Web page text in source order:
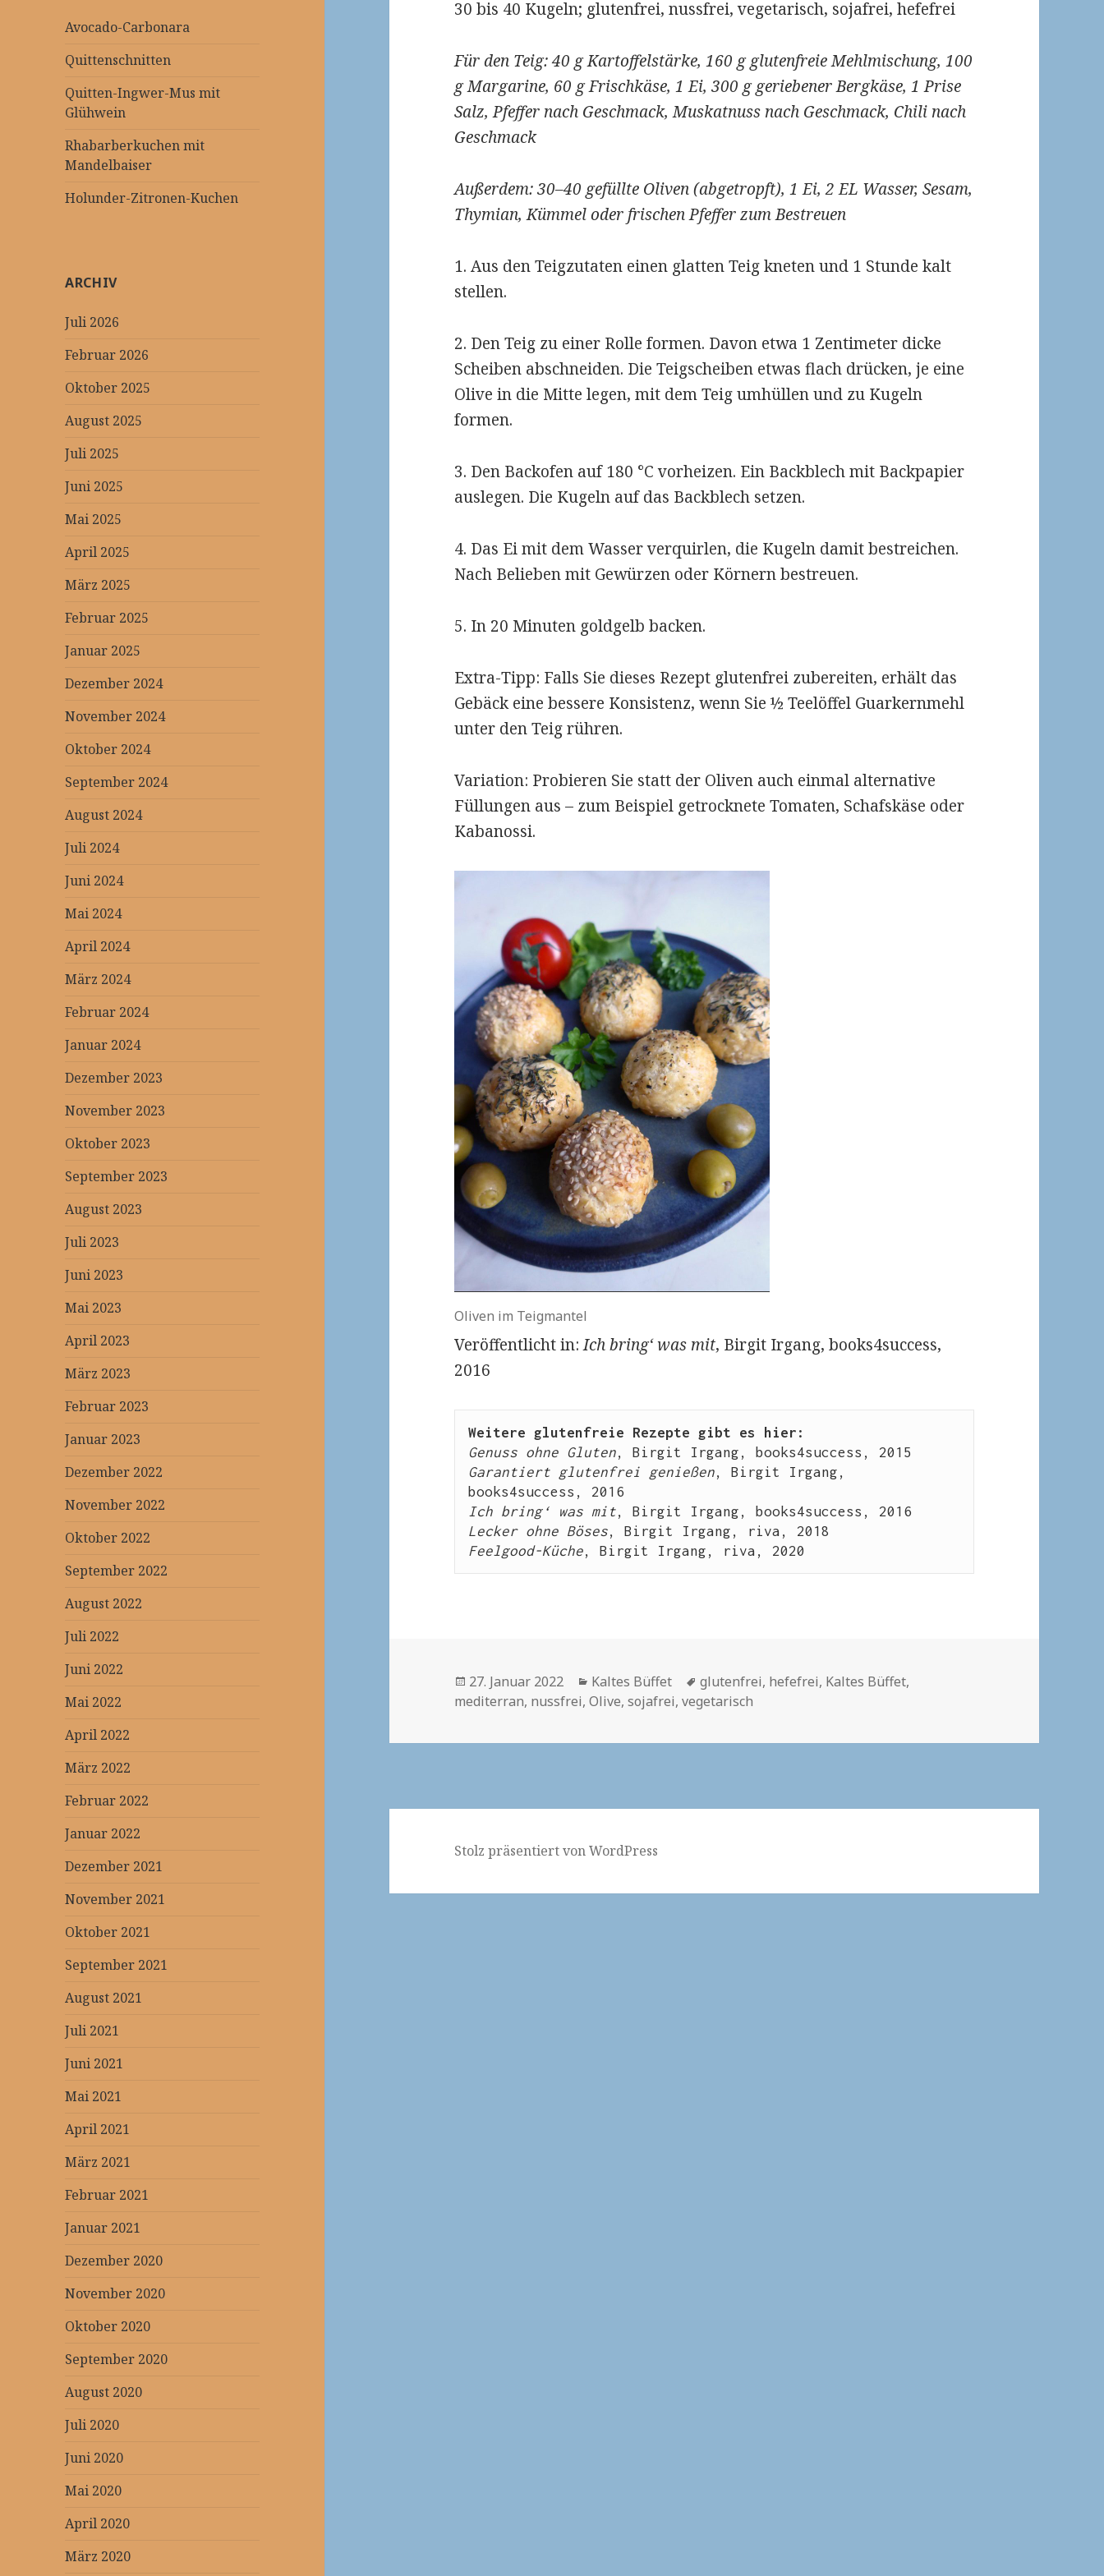
Avocado-Carbonara
Quittenschnitten
Quitten-Ingwer-Mus mit
Glühwein
Rhabarberkuchen mit
Mandelbaiser
Holunder-Zitronen-Kuchen
ARCHIV
Juli 2026
Februar 2026
Oktober 2025
August 2025
Juli 2025
Juni 2025
Mai 2025
April 2025
März 2025
Februar 2025
Januar 2025
Dezember 2024
November 2024
Oktober 2024
September 2024
August 2024
Juli 2024
Juni 2024
Mai 2024
April 2024
März 2024
Februar 2024
Januar 2024
Dezember 2023
November 2023
Oktober 2023
September 2023
August 2023
Juli 2023
Juni 2023
Mai 2023
April 2023
März 2023
Februar 2023
Januar 2023
Dezember 2022
November 2022
Oktober 2022
September 2022
August 2022
Juli 2022
Juni 2022
Mai 2022
April 2022
März 2022
Februar 2022
Januar 2022
Dezember 2021
November 2021
Oktober 2021
September 2021
August 2021
Juli 2021
Juni 2021
Mai 2021
April 2021
März 2021
Februar 2021
Januar 2021
Dezember 2020
November 2020
Oktober 2020
September 2020
August 2020
Juli 2020
Juni 2020
Mai 2020
April 2020
März 2020
30 bis 40 Kugeln; glutenfrei, nussfrei, vegetarisch, sojafrei, hefefrei
Für den Teig: 40 g Kartoffelstärke, 160 g glutenfreie Mehlmischung, 100
g Margarine, 60 g Frischkäse, 1 Ei, 300 g geriebener Bergkäse, 1 Prise
Salz, Pfeffer nach Geschmack, Muskatnuss nach Geschmack, Chili nach
Geschmack
Außerdem: 30–40 gefüllte Oliven (abgetropft), 1 Ei, 2 EL Wasser, Sesam,
Thymian, Kümmel oder frischen Pfeffer zum Bestreuen
1. Aus den Teigzutaten einen glatten Teig kneten und 1 Stunde kalt
stellen.
2. Den Teig zu einer Rolle formen. Davon etwa 1 Zentimeter dicke
Scheiben abschneiden. Die Teigscheiben etwas flach drücken, je eine
Olive in die Mitte legen, mit dem Teig umhüllen und zu Kugeln
formen.
3. Den Backofen auf 180 °C vorheizen. Ein Backblech mit Backpapier
auslegen. Die Kugeln auf das Backblech setzen.
4. Das Ei mit dem Wasser verquirlen, die Kugeln damit bestreichen.
Nach Belieben mit Gewürzen oder Körnern bestreuen.
5. In 20 Minuten goldgelb backen.
Extra-Tipp: Falls Sie dieses Rezept glutenfrei zubereiten, erhält das
Gebäck eine bessere Konsistenz, wenn Sie ½ Teelöffel Guarkernmehl
unter den Teig rühren.
Variation: Probieren Sie statt der Oliven auch einmal alternative
Füllungen aus – zum Beispiel getrocknete Tomaten, Schafskäse oder
Kabanossi.
Oliven im Teigmantel
Veröffentlicht in:Ich bring‘ was mit, Birgit Irgang, books4success,
2016
Weitere glutenfreie Rezepte gibt es hier:
Genuss ohne Gluten, Birgit Irgang, books4success, 2015
Garantiert glutenfrei genießen, Birgit Irgang,
books4success, 2016
Ich bring‘ was mit, Birgit Irgang, books4success, 2016
Lecker ohne Böses, Birgit Irgang, riva, 2018
Feelgood-Küche, Birgit Irgang, riva, 2020
Veröffentlicht
am
27. Januar 2022 Kategorien
Kaltes Büffet Schlagwörter
glutenfrei, hefefrei, Kaltes Büffet,
mediterran, nussfrei,Olive,sojafrei,vegetarisch
Stolz präsentiert von WordPress